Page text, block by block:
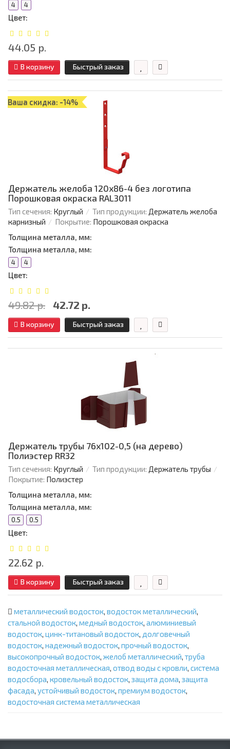
4 4
Цвет:
44.05 р.
В корзину Быстрый заказ
Ваша скидка: -14%
Держатель желоба 120х86-4 без логотипа
Порошковая окраска RAL3011
Тип сечения: Круглый Тип продукции: Держатель желоба
карнизный
Покрытие: Порошковая окраска
Толщина металла, мм:
Толщина металла, мм:
4 4
Цвет:
49.82 р. 42.72 р.
В корзину Быстрый заказ
Держатель трубы 76х102-0,5 (на дерево)
Полиэстер RR32
Тип сечения: Круглый Тип продукции: Держатель трубы
Покрытие: Полиэстер
Толщина металла, мм:
Толщина металла, мм:
0.5 0.5
Цвет:
22.62 р.
В корзину Быстрый заказ
металлический водосток, водосток металлический,
стальной водосток, медный водосток, алюминиевый
водосток, цинк-титановый водосток, долговечный
водосток, надежный водосток, прочный водосток,
высокопрочный водосток, желоб металлический, труба
водосточная металлическая, отвод воды с кровли, система
водосбора, кровельный водосток, защита дома, защита
фасада, устойчивый водосток, премиум водосток,
водосточная система металлическая